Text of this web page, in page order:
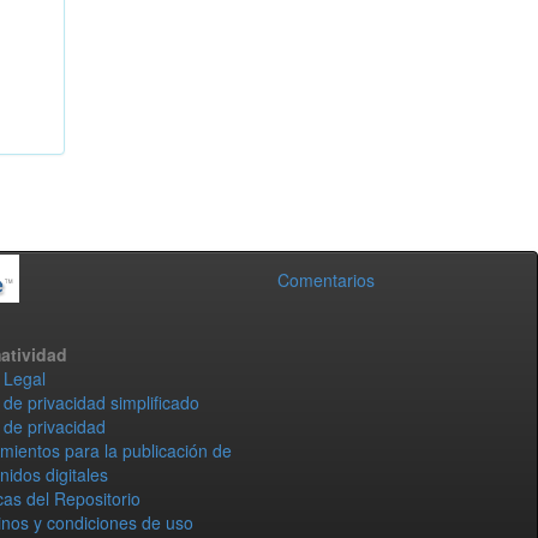
Comentarios
privacidad simplificado
privacidad
para la publicación de
digitales
del Repositorio
y condiciones de uso